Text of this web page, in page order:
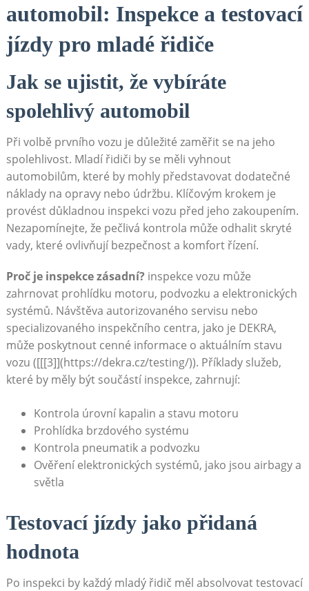
automobil: Inspekce a testovací
jízdy pro mladé řidiče
Jak se ujistit, že vybíráte
spolehlivý automobil
Při volbě prvního vozu je důležité zaměřit se na jeho
spolehlivost. Mladí řidiči by se měli vyhnout
automobilům, které by mohly představovat dodatečné
náklady na opravy nebo údržbu. Klíčovým krokem je
provést důkladnou inspekci vozu před jeho zakoupením.
Nezapomínejte, že pečlivá kontrola může odhalit skryté
vady, které ovlivňují bezpečnost a komfort řízení.
Proč je inspekce zásadní? inspekce vozu může
zahrnovat prohlídku motoru, podvozku a elektronických
systémů. Návštěva autorizovaného servisu nebo
specializovaného inspekčního centra, jako je DEKRA,
může poskytnout cenné informace o aktuálním stavu
vozu ([[[3]](https://dekra.cz/testing/)). Příklady služeb,
které by měly být součástí inspekce, zahrnují:
Kontrola úrovní kapalin a stavu motoru
Prohlídka brzdového systému
Kontrola pneumatik a podvozku
Ověření elektronických systémů, jako jsou airbagy a
světla
Testovací jízdy jako přidaná
hodnota
Po inspekci by každý mladý řidič měl absolvovat testovací